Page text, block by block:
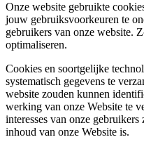
Onze website gebruikte
jouw gebruiksvoorkeuren te
gebruikers van onze website.
optimaliseren.
Cookies en soortgelijke
systematisch gegevens te
website zouden kunnen
werking van onze Website te
interesses van onze
inhoud van onze Website is.